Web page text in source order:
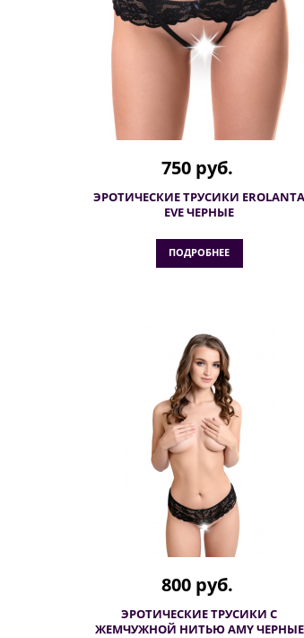
750 руб.
ЭРОТИЧЕСКИЕ ТРУСИКИ EROLANTA
EVE ЧЕРНЫЕ
ПОДРОБНЕЕ
800 руб.
ЭРОТИЧЕСКИЕ ТРУСИКИ С
ЖЕМЧУЖНОЙ НИТЬЮ AMY ЧЕРНЫЕ